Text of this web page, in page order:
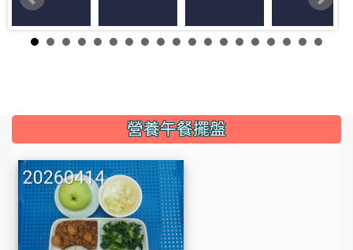
::: 營養午餐擺盤